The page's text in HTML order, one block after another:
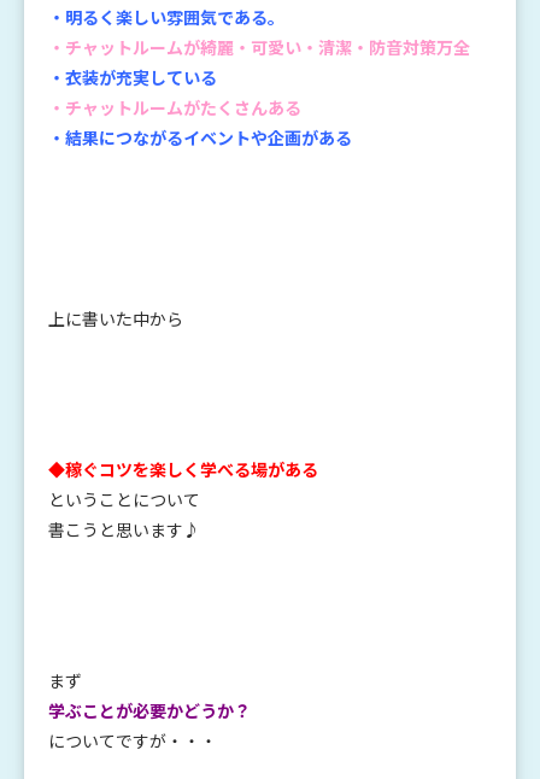
・明るく楽しい雰囲気である。
・チャットルームが綺麗・可愛い・清潔・防音対策万全
・衣装が充実している
・チャットルームがたくさんある
・結果につながるイベントや企画がある
上に書いた中から
◆稼ぐコツを楽しく学べる場がある
ということについて
書こうと思います♪
まず
学ぶことが必要かどうか？
についてですが・・・